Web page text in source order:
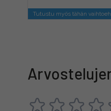
Tutustu myös tähän